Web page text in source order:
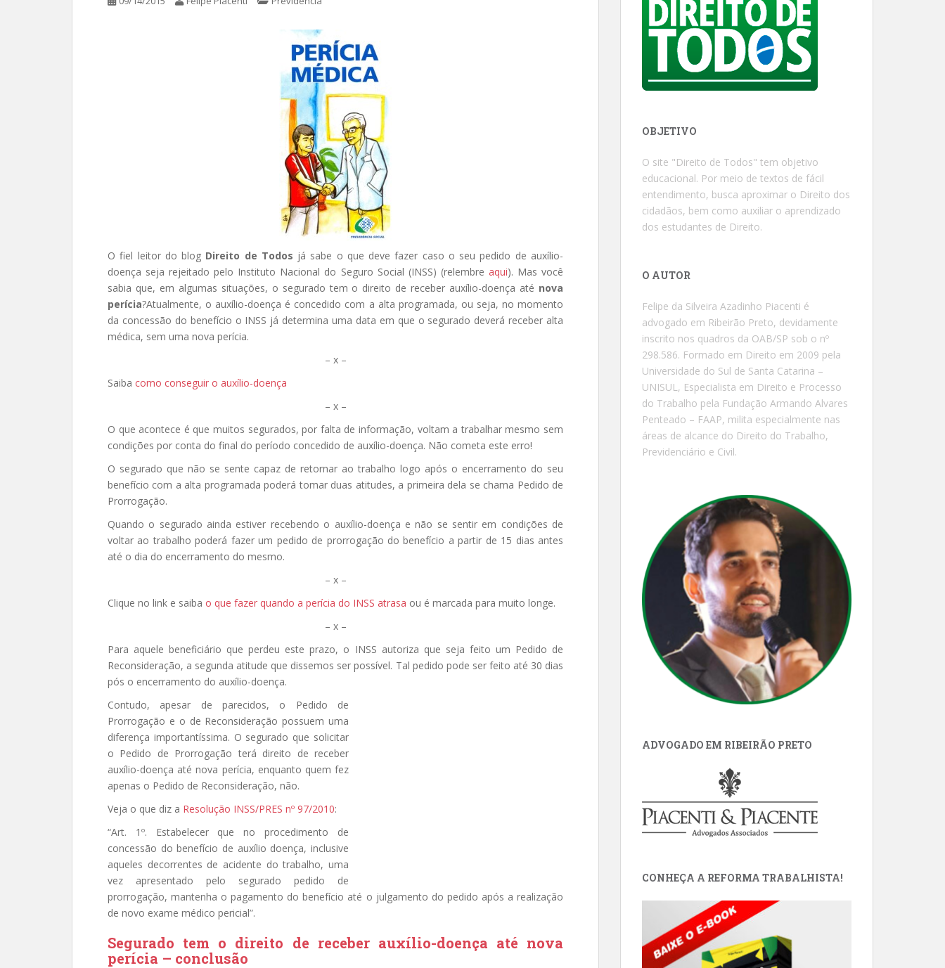
O fiel leitor do blog Direito de Todos já sabe o que deve fazer caso o seu pedido de auxílio-
doença seja rejeitado pelo Instituto Nacional do Seguro Social (INSS) (relembre aqui). Mas você
sabia que, em algumas situações, o segurado tem o direito de receber auxílio-doença até nova
perícia?Atualmente, o auxílio-doença é concedido com a alta programada, ou seja, no momento
da concessão do benefício o INSS já determina uma data em que o segurado deverá receber alta
médica, sem uma nova perícia.
– x –
Saiba como conseguir o auxílio-doença
– x –
O que acontece é que muitos segurados, por falta de informação, voltam a trabalhar mesmo sem
condições por conta do final do período concedido de auxílio-doença. Não cometa este erro!
O segurado que não se sente capaz de retornar ao trabalho logo após o encerramento do seu
benefício com a alta programada poderá tomar duas atitudes, a primeira dela se chama Pedido de
Prorrogação.
Quando o segurado ainda estiver recebendo o auxílio-doença e não se sentir em condições de
voltar ao trabalho poderá fazer um pedido de prorrogação do benefício a partir de 15 dias antes
até o dia do encerramento do mesmo.
– x –
Clique no link e saiba o que fazer quando a perícia do INSS atrasa ou é marcada para muito longe.
– x –
Para aquele beneficiário que perdeu este prazo, o INSS autoriza que seja feito um Pedido de
Reconsideração, a segunda atitude que dissemos ser possível. Tal pedido pode ser feito até 30 dias
pós o encerramento do auxílio-doença.
Contudo, apesar de parecidos, o Pedido de
Prorrogação e o de Reconsideração possuem uma
diferença importantíssima. O segurado que solicitar
o Pedido de Prorrogação terá direito de receber
auxílio-doença até nova perícia, enquanto quem fez
apenas o Pedido de Reconsideração, não.
Veja o que diz a Resolução INSS/PRES nº 97/2010:
“Art. 1º. Estabelecer que no procedimento de
concessão do benefício de auxílio doença, inclusive
aqueles decorrentes de acidente do trabalho, uma
vez apresentado pelo segurado pedido de
prorrogação, mantenha o pagamento do benefício até o julgamento do pedido após a realização
de novo exame médico pericial”.
Segurado tem o direito de receber auxílio-doença até nova
perícia – conclusão
OBJETIVO
O site "Direito de Todos" tem objetivo
educacional. Por meio de textos de fácil
entendimento, busca aproximar o Direito dos
cidadãos, bem como auxiliar o aprendizado
dos estudantes de Direito.
O AUTOR
Felipe da Silveira Azadinho Piacenti é
advogado em Ribeirão Preto, devidamente
inscrito nos quadros da OAB/SP sob o nº
298.586. Formado em Direito em 2009 pela
Universidade do Sul de Santa Catarina –
UNISUL, Especialista em Direito e Processo
do Trabalho pela Fundação Armando Alvares
Penteado – FAAP, milita especialmente nas
áreas de alcance do Direito do Trabalho,
Previdenciário e Civil.
ADVOGADO EM RIBEIRÃO PRETO
CONHEÇA A REFORMA TRABALHISTA!